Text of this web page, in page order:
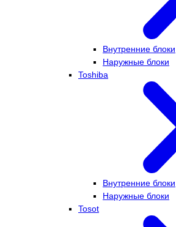
Внутренние блоки
Наружные блоки
Toshiba
Внутренние блоки
Наружные блоки
Tosot